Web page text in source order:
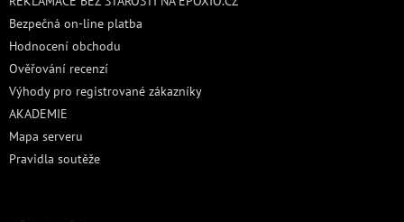
Bezpečná on-line platba
Hodnocení obchodu
Ověřování recenzí
Výhody pro registrované zákazníky
AKADEMIE
Mapa serveru
Pravidla soutěže